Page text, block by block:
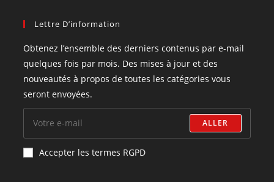
Lettre D’information
Obtenez l’ensemble des derniers contenus par e-mail
quelques fois par mois. Des mises à jour et des
nouveautés à propos de toutes les catégories vous
seront envoyées.
ALLER
Accepter les termes RGPD